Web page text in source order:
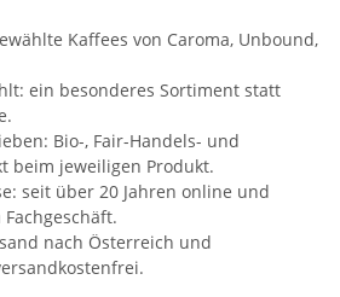
Kaffees von Caroma, Unbound,
ein besonderes Sortiment statt
Bio-, Fair-Handels- und
beim jeweiligen Produkt.
seit über 20 Jahren online und
nach Österreich und